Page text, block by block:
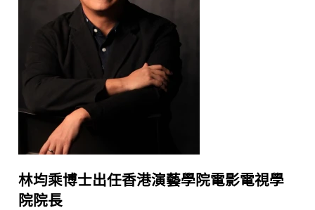
林均乘博士出任香港演藝學院電影電視學
院院長